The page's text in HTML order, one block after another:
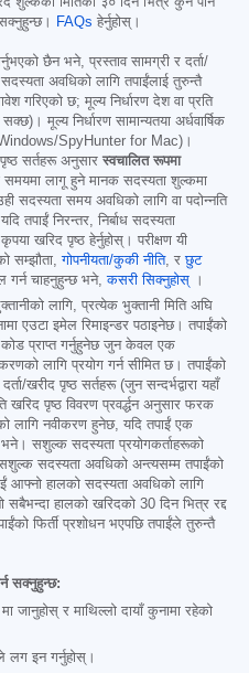
सक्नुहुन्छ।
FAQs हेर्नुहोस्।
छैन भने, प्रस्ताव सामग्री र दर्ता/
अवधिको लागि तपाईंलाई तुरुन्तै
गरिएको छ; मूल्य निर्धारण देश वा प्रति
मूल्य निर्धारण सामान्यतया अर्धवार्षिक
SpyHunter for Mac)।
सर्तहरू अनुसार स्वचालित रूपमा
लागू हुने मानक सदस्यता शुल्कमा
सदस्यता समय अवधिको लागि वा पदोन्नति
तपाईं निरन्तर, निर्बाध सदस्यता
खरिद पृष्ठ हेर्नुहोस्। परीक्षण यी
सम्झौता,गोपनीयता/कुकी नीति, रछुट
गर्न चाहनुहुन्छ भने,कसरी सिक्नुहोस् ।
लागि, प्रत्येक भुक्तानी मिति अघि
एउटा इमेल रिमाइन्डर पठाइनेछ। तपाईंको
कोड प्राप्त गर्नुहुनेछ जुन केवल एक
लागि प्रयोग गर्न सीमित छ। तपाईंको
खरीद पृष्ठ सर्तहरू (जुन सन्दर्भद्वारा यहाँ
खरिद पृष्ठ विवरण प्रवर्द्धन अनुसार फरक
लागि नवीकरण हुनेछ, यदि तपाईं एक
भने। सशुल्क सदस्यता प्रयोगकर्ताहरूको
सशुल्क सदस्यता अवधिको अन्त्यसम्म तपाईंको
आफ्नो हालको सदस्यता अवधिको लागि
सबैभन्दा हालको खरिदको 30 दिन भित्र रद्द
फिर्ती प्रशोधन भएपछि तपाईंले तुरुन्तै
सक्नुहुन्छ:
मा जानुहोस् र माथिल्लो दायाँ कुनामा रहेको
लग इन गर्नुहोस्।